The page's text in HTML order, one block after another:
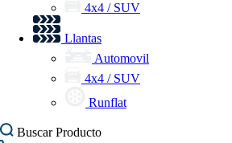
4x4 / SUV
Llantas
Automovil
4x4 / SUV
Runflat
BuscarProducto